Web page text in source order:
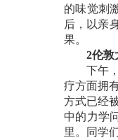
的味觉刺
后，以亲
果。
2伦敦
下午
疗方面拥
方式已经
中的力学
里。同学